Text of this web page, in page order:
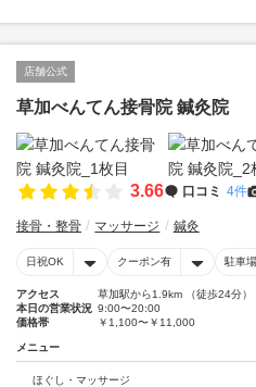
店舗公式
草加べんてん接骨院 鍼灸院
3.66 口コミ 4件
接骨・整骨 マッサージ 鍼灸
日祝OK クーポン有 駐車
アクセス
草加駅から1.9km （徒歩24分）
本日の営業状況 9:00〜20:00
価格帯
￥1,100〜￥11,000
メニュー
ほぐし・マッサージ